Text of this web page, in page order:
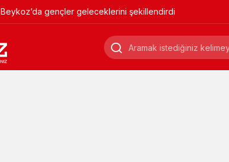
Beykoz’da gençler geleceklerini şekillendirdi